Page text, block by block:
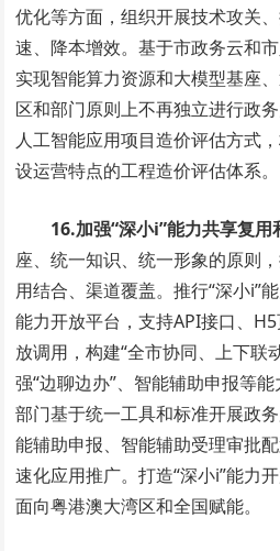
优化等方面，组织开展技术攻关
速、降本增效。基于市政务云和
实现智能算力资源和大模型基座
区和部门原则上不再独立进行政
人工智能应用项目造价评估方式
设运营特点的工程造价评估体系。
16.加强“深小i”能力共享复用
座、统一知识、统一形象的原则
用结合、渠道覆盖。推行“深小i”
能力开放平台，支持API接口、
放调用，构建“全市协同、上下联
强“边聊边办”、智能辅助申报等
部门基于统一工具和标准开展政
能辅助申报、智能辅助受理审批
速化应用推广。打造“深小i”能力
面向粤港澳大湾区和全国赋能。